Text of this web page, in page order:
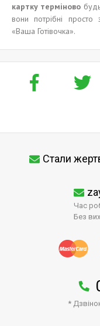
картку терміново
вони потрібні
«Ваша Готівочка».
Стали
Час
Без
*